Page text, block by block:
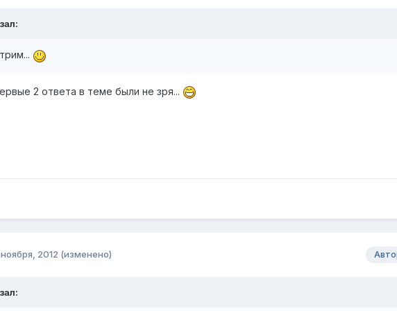
2 ответа в теме были не зря...
2012 (изменено)